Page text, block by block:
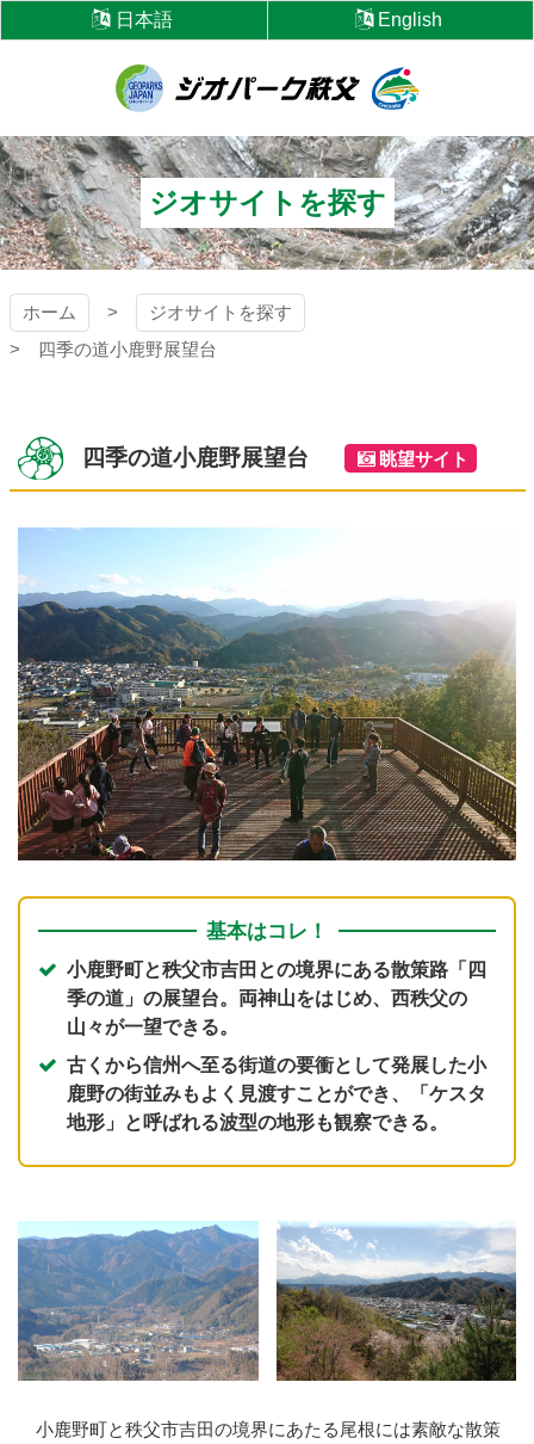
ン
本
文
へ
ス
キ
ッ
プ
日本語 English
ジオパーク秩父
ジオサイトを探す
ホーム
ジオサイトを探す
四季の道小鹿野展望台
四季の道小鹿野展望台 眺望サイト
基本はコレ！
小鹿野町と秩父市吉田との境界にある散策路「四
季の道」の展望台。両神山をはじめ、西秩父の
山々が一望できる。
古くから信州へ至る街道の要衝として発展した小
鹿野の街並みもよく見渡すことができ、「ケスタ
地形」と呼ばれる波型の地形も観察できる。
小鹿野町と秩父市吉田の境界にあたる尾根には素敵な散策